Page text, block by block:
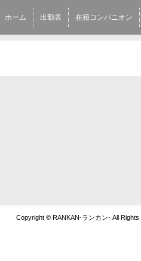
ホーム 出勤表 在籍コンパニオン
Copyright © RANKAN-ランカン- All Rights